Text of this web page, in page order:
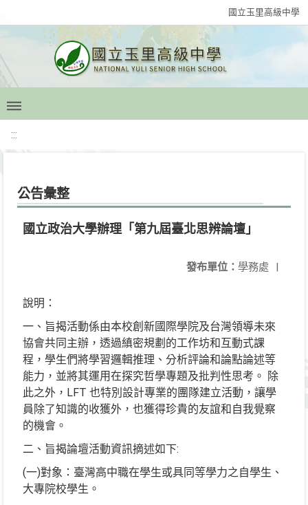
國立玉里高級中學
:::
公告彙整
國立政治大學辦理「第九屆臺北思辨論壇」
發布單位： 學務處 |
說明：
一、旨揭活動係由本校創新國際學院及台灣領導未來
協會共同主辦，透過縝密規劃的工作坊和互動式課
程，學生們將學習邏輯推理、分析評論和論點論述等
能力，並將其運用在探究哲學專題及批判性思考。 除
此之外，LFT 也特別設計專業的團隊建立活動，讓學
員除了知識的收獲外，也獲得珍貴的友誼和自我覺察
的機會。
二、旨揭論壇活動資訊摘述如下:
(一)對象：臺灣高中職在學生或具同等學力之自學生、
大專院校學生。